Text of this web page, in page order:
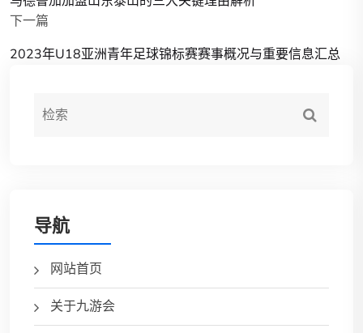
下一篇
2023年U18亚洲青年足球锦标赛赛事概况与重要信息汇总
导航
网站首页
关于九游会